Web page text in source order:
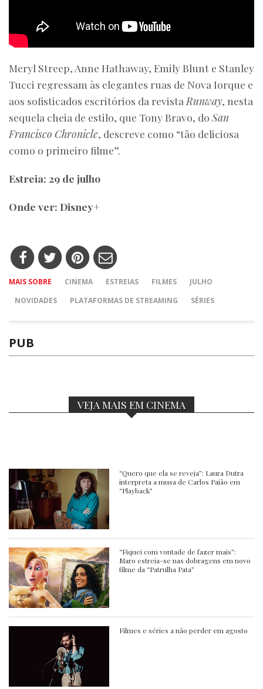
Meryl Streep, Anne Hathaway, Emily Blunt e Stanley
Tucci regressam às elegantes ruas de Nova Iorque e
aos sofisticados escritórios da revista Runway , nesta
sequela cheia de estilo, que Tony Bravo, do San
Francisco Chronicle , descreve como “tão deliciosa
como o primeiro filme”.
Estreia: 29 de julho
Onde ver: Disney+
MAIS SOBRE CINEMA ESTREIAS FILMES
JULHO
NOVIDADES
PLATAFORMAS DE STREAMING SÉRIES
PUB
VEJA MAIS EM CINEMA
“Quero que ela se reveja”: Laura Dutra
interpreta a musa de Carlos Paião em
“Playback”
“Fiquei com vontade de fazer mais”:
Maro estreia-se nas dobragens em novo
filme da “Patrulha Pata”
Filmes e séries a não perder em agosto